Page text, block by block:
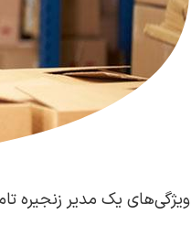
ویژگی‌های یک مدیر زنجیره